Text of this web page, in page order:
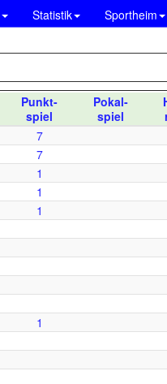
Statistik Sportheim
Punkt-
spiel
Pokal-
spiel
7
7
1
1
1
1